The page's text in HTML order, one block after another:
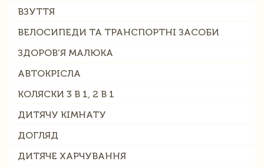
ВЗУТТЯ
ВЕЛОСИПЕДИ ТА ТРАНСПОРТНІ ЗАСОБИ
ЗДОРОВ'Я МАЛЮКА
АВТОКРІСЛА
КОЛЯСКИ 3 В 1, 2 В 1
ДИТЯЧУ КІМНАТУ
ДОГЛЯД
ДИТЯЧЕ ХАРЧУВАННЯ